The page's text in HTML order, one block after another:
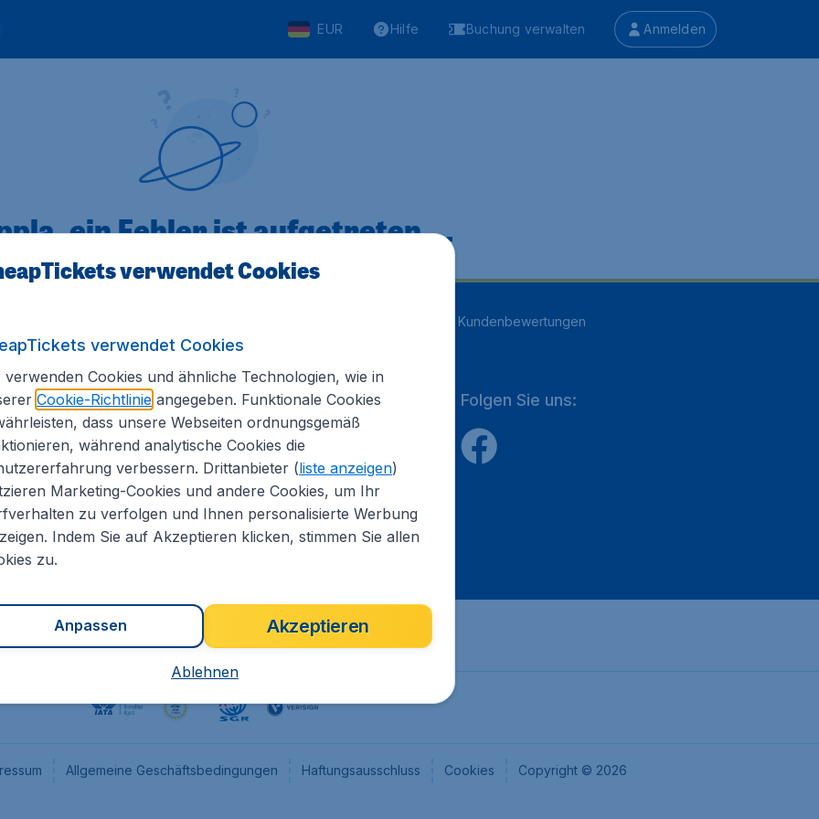
EUR Hilfe Buchung verwalten Anmelden
ein Fehler ist aufgetreten ...
Kundenbewertungen
Informationen
Internationale Webseiten
CheapTickets.nl
CheapTickets.be
CheapTickets.ch
CheapTickets.sg
Flugladen.at
Folgen Sie uns:
Allgemeine Geschäftsbedingungen Haftungsausschluss Cookies Copyright © 2026
verwendet Cookies
verwendet Cookies
verwenden Cookies und ähnliche Technologien, wie in
Cookie-Richtlinieangegeben. Funktionale Cookies
dass unsere Webseiten ordnungsgemäß
während analytische Cookies die
verbessern. Drittanbieter (liste anzeigen)
Marketing-Cookies und andere Cookies, um Ihr
zu verfolgen und Ihnen personalisierte Werbung
Indem Sie auf Akzeptieren klicken, stimmen Sie allen
zu.
Akzeptieren
Anpassen
Ablehnen